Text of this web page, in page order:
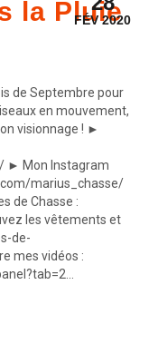
la Pluie
FÉV 2020
de Septembre pour
en mouvement,
visionnage ! ►
► Mon Instagram
marius_chasse/
de Chasse :
les vêtements et
de-
mes vidéos :